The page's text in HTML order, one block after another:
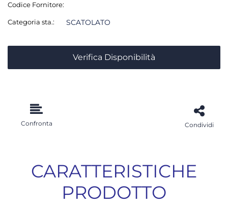
Codice Fornitore:
Categoria sta.: SCATOLATO
Verifica Disponibilità
Confronta Condividi
CARATTERISTICHE
PRODOTTO